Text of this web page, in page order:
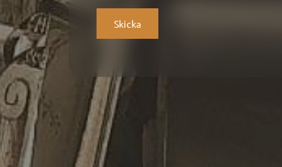
Skicka